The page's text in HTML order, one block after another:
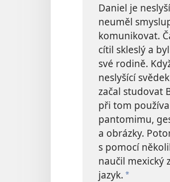
Daniel je
neuměl
komunikovat.
cítil skleslý a
své rodině.
neslyšící
začal studovat
při tom
pantomimu,
a obrázky.
s pomocí
naučil mexický
jazyk. *